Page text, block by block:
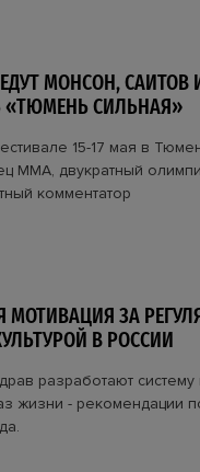
МОНСОН, САИТОВ
«ТЮМЕНЬ СИЛЬНАЯ»
15-17 мая в
ММА, двукратный
комментатор
МОТИВАЦИЯ ЗА
В РОССИИ
разработают
жизни - рекомендации